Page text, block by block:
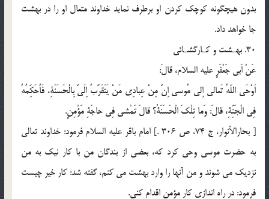
بدون هيچگونه كوچك كردن او برطرف نمايد خداوند متعال او را در بهشت
جا خواهد داد.
30. بهـشت و كـارگشـائى
عَنْ اَبى جَعْفَرٍ عليه السلام، قالَ:
اَوْحَى اللّهُ تَعالى اِلى مُوسى اِنَّ مِنْ عِبادِى مَنْ يَتَقَرَّبُ اِلَىَّ بِالْحَسَنَةِ، فَاُحَكِّمُهُ
فِى الْجَنِّةِ، قالَ: وَما تِلْكَ الْحَسَنَةُ؟ قالَ تَمْشى فِى حاجَةِ مَؤْمِنٍ.
[ بحارالأنوار، ج 74، ص 306 .] امام باقر عليه السلام فرمود: خداوند تعالى
به حضرت موسى وحى كرد كه، بعضى از بندگان من با كار نيك به من
نزديك مى شوند و من آنها را وارد بهشت مى كنم، گفته شد: كار خير چيست
فرمود: در راه اندازى كار مؤمن اقدام كنى.